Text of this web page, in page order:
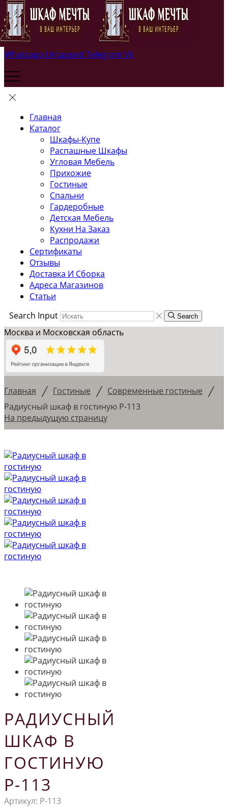
Whatsapp Untapped Telegram Vk
Главная
Каталог
Шкафы-Купе
Распашные Шкафы
Угловая Мебель
Прихожие
Гостиные
Спальни
Гардеробные
Детская Мебель
Кухни На Заказ
Распродажи
Сертификаты
Отзывы
Доставка И Сборка
Адреса Магазинов
Статьи
Search Input
Search
Москва и Московская область
Главная / Гостиные / Современные гостиные /
Радиусный шкаф в гостиную Р-113
На предыдущую страницу
РАДИУСНЫЙ
ШКАФ В
ГОСТИНУЮ
Р-113
Артикул: Р-113